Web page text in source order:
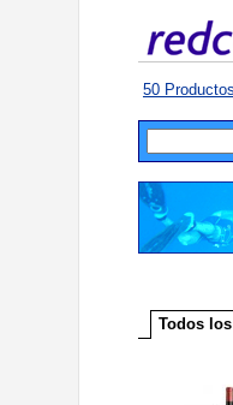
50
Todos